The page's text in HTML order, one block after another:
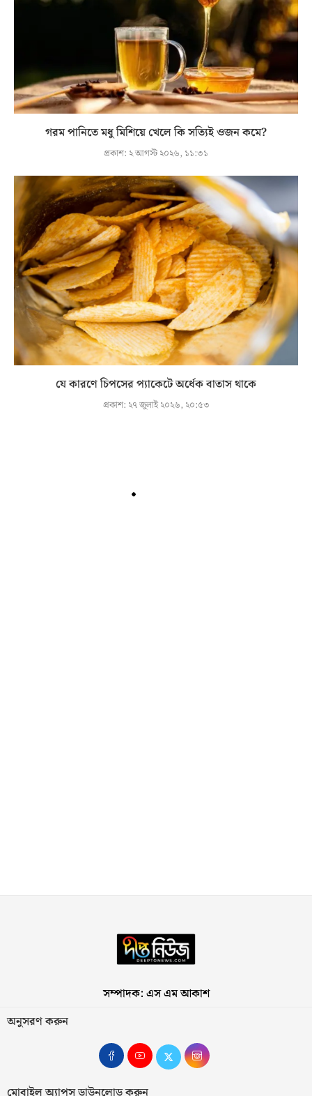
গরম পানিতে মধু মিশিয়ে খেলে কি সত্যিই ওজন কমে?
প্রকাশ: ২ আগস্ট ২০২৬, ১১:৩১
যে কারণে চিপসের প্যাকেটে অর্ধেক বাতাস থাকে
প্রকাশ: ২৭ জুলাই ২০২৬, ২০:৫৩
সম্পাদক: এস এম আকাশ
অনুসরণ করুন